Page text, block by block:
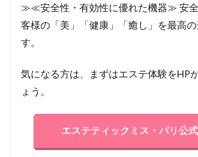
≫≪安全性・有効性に優れた機器≫ 安全
客様の「美」「健康」「癒し」を最高
す。
気になる方は、まずはエステ体験をHP
ょう。
エステティックミス・パリ公